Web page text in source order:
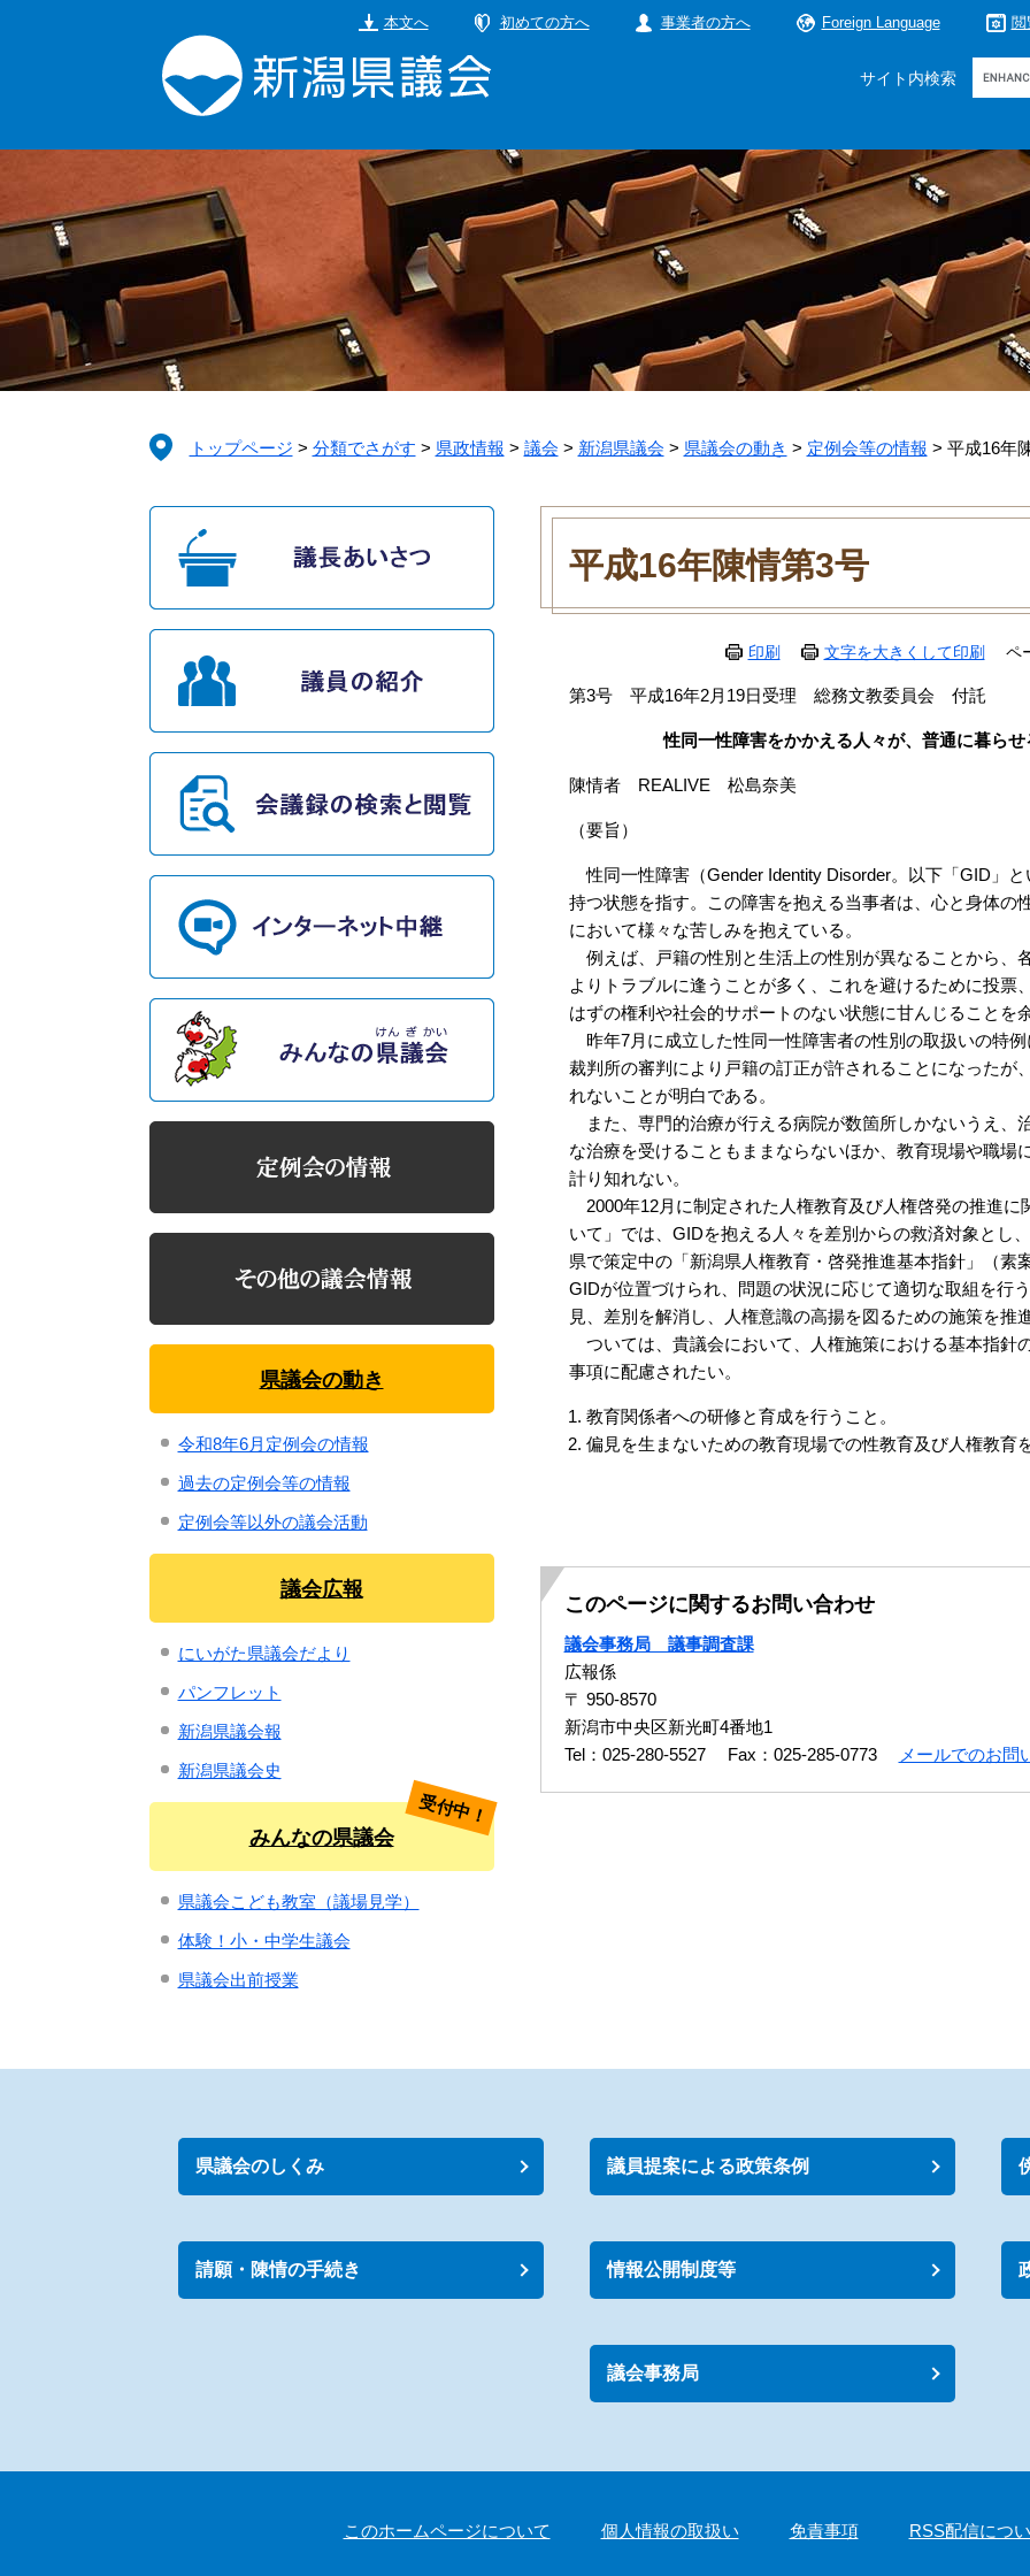
頭
飛
て
へ
本文へ 初めての方へ 事業者の方へ Foreign Language 閲
サイト内検索
Google
ム
索
トップページ > 分類でさがす > 県政情報 > 議会 > 新潟県議会 > 県議会の動き > 定例会等の情報 > 平成16年
本
平成16年陳情第3号
印刷 文字を大きくして印刷 ペ
第3号 平成16年2月19日受理 総務文教委員会 付託
性同一性障害をかかえる人々が、普通に暮ら
陳情者 REALIVE 松島奈美
（要旨）
性同一性障害（Gender Identity Disorder。以下「GID」
持つ状態を指す。この障害を抱える当事者は、心と身体の
において様々な苦しみを抱えている。
例えば、戸籍の性別と生活上の性別が異なることから、
よりトラブルに逢うことが多く、これを避けるために投票
はずの権利や社会的サポートのない状態に甘んじることを
昨年7月に成立した性同一性障害者の性別の取扱いの特
裁判所の審判により戸籍の訂正が許されることになったが
れないことが明白である。
また、専門的治療が行える病院が数箇所しかないうえ、
な治療を受けることもままならないほか、教育現場や職場
計り知れない。
2000年12月に制定された人権教育及び人権啓発の推進に
いて」では、GIDを抱える人々を差別からの救済対象とし
県で策定中の「新潟県人権教育・啓発推進基本指針」（素
GIDが位置づけられ、問題の状況に応じて適切な取組を行
見、差別を解消し、人権意識の高揚を図るための施策を推
ついては、貴議会において、人権施策における基本指針
事項に配慮されたい。
教育関係者への研修と育成を行うこと。
偏見を生まないための教育現場での性教育及び人権教育
このページに関するお問い合わせ
議会事務局 議事調査課
広報係
〒 950-8570
新潟市中央区新光町4番地1
Tel：025-280-5527
Fax：025-285-0773 メールでのお問
県議会の動き
令和8年6月定例会の情報
過去の定例会等の情報
定例会等以外の議会活動
議会広報
にいがた県議会だより
パンフレット
新潟県議会報
新潟県議会史
みんなの県議会
受付中！
県議会こども教室（議場見学）
体験！小・中学生議会
県議会出前授業
県議会のしくみ 議員提案による政策条例
請願・陳情の手続き 情報公開制度等
議会事務局
このホームページについて 個人情報の取扱い 免責事項 RSS配信につ